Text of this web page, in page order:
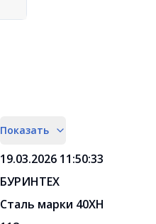
Показать
19.03.2026 11:50:33
БУРИНТЕХ
Сталь марки 40ХН